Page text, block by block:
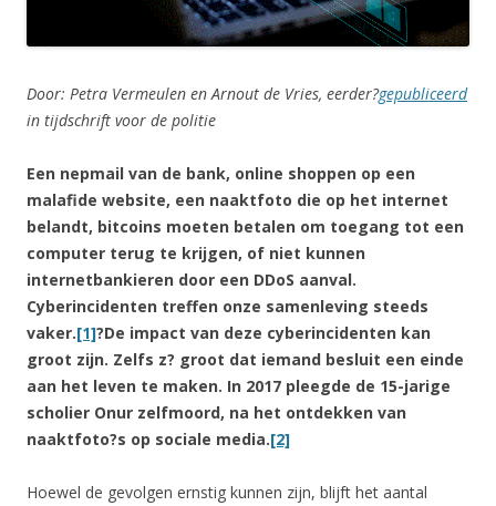
Door: Petra Vermeulen en Arnout de Vries, eerder?gepubliceerd
in tijdschrift voor de politie
Een nepmail van de bank, online shoppen op een
malafide website, een naaktfoto die op het internet
belandt, bitcoins moeten betalen om toegang tot een
computer terug te krijgen, of niet kunnen
internetbankieren door een DDoS aanval.
Cyberincidenten treffen onze samenleving steeds
vaker.[1]?De impact van deze cyberincidenten kan
groot zijn. Zelfs z? groot dat iemand besluit een einde
aan het leven te maken. In 2017 pleegde de 15-jarige
scholier Onur zelfmoord, na het ontdekken van
naaktfoto?s op sociale media.[2]
Hoewel de gevolgen ernstig kunnen zijn, blijft het aantal